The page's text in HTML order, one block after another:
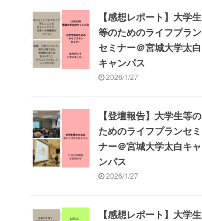
【感想レポート】大学生
等のためのライフプラン
セミナー＠宮城大学太白
キャンパス
2026/1/27
【登壇報告】大学生等の
ためのライフプランセミ
ナー＠宮城大学太白キャ
ンパス
2026/1/27
【感想レポート】大学生